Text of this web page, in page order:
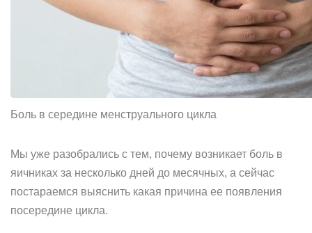
Боль в середине менструального цикла
Мы уже разобрались с тем, почему возникает боль в
яичниках за несколько дней до месячных, а сейчас
постараемся выяснить какая причина ее появления
посередине цикла.